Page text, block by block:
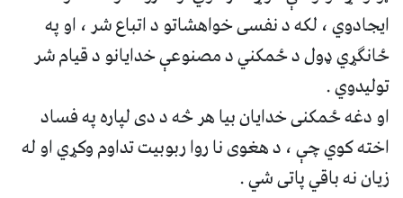
ایجادوي ، لکه د نفسی خواهشاتو د اتباع شر ، او په
ځانګړي ډول د ځمکني د مصنوعې خدایانو د قیام شر
تولیدوي .
او دغه ځمکنی خدایان بیا هر څه د دی لپاره په فساد
اخته کوي چې ، د هغوی نا روا ربوبیت تداوم وکړي او له
زیان نه باقي پاتی شي .